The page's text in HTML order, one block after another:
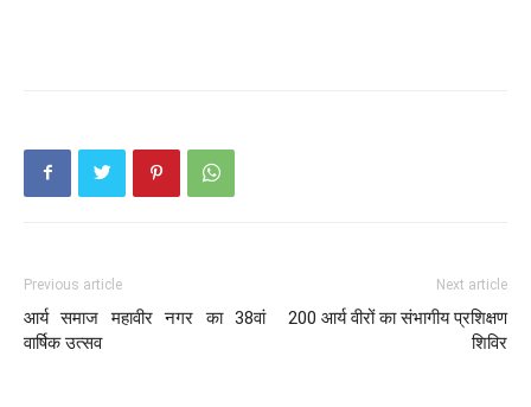
Previous article
आर्य समाज महावीर नगर का 38वां
वार्षिक उत्सव
Next article
200 आर्य वीरों का संभागीय प्रशिक्षण
शिविर